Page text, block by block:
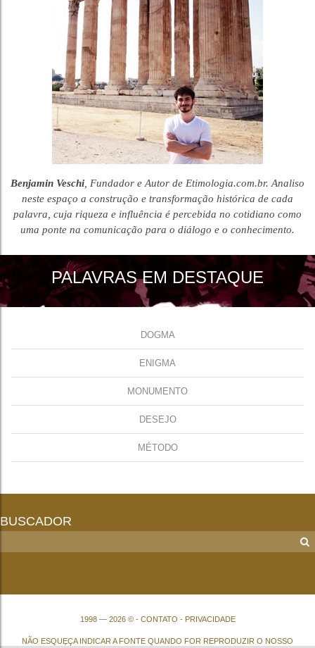
Benjamin Veschi , Fundador e Autor de Etimologia.com.br. Analiso
neste espaço a construção e transformação histórica de cada
palavra, cuja riqueza e influência é percebida no cotidiano como
uma ponte na comunicação para o diálogo e o conhecimento.
PALAVRAS EM DESTAQUE
DOGMA
ENIGMA
MONUMENTO
DESEJO
MÉTODO
BUSCADOR
1998 — 2026 © - CONTATO - PRIVACIDADE
NÃO ESQUEÇA INDICAR A FONTE QUANDO FOR REPRODUZIR O NOSSO